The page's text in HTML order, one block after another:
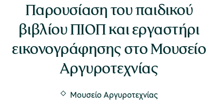
Προέδρου
Society,
(ESG)
Μουσείο Μετάξης
Υπαίθριο Μουσείο Υδροκίνησης
Συντήρησης
Προγράμματα
Προγράμματα
περιεχόμενο
Παρουσίαση του παιδικού
βιβλίου ΠΙΟΠ και εργαστήρι
εικονογράφησης στο Μουσείο
Αργυροτεχνίας
Μουσείο Αργυροτεχνίας